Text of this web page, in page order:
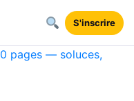
S'inscrire
0 pages — soluces,